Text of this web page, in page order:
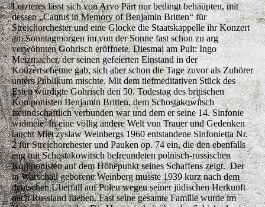
Letzteres lässt sich von Arvo Pärt nur bedingt behaupten, mit
dessen „Cantus in Memory of Benjamin Britten“ für
Streichorchester und eine Glocke die Staatskappelle ihr Konzert
am Sonntagmorgen im von der Sonne fast schon zu arg
verwöhnten Gohrisch eröffnete. Diesmal am Pult: Ingo
Metzmacher, der seinen gefeierten Einstand in der
Konzertscheune gab, sich aber schon die Tage zuvor als Zuhörer
unters Publikum mischte. Mit dem tiefmeditativen Stück des
Esten würdigte Gohrisch den 50. Todestag des britischen
Komponisten Benjamin Britten, dem Schostakowitsch
freundschaftlich verbunden war und dem er seine 14. Sinfonie
widmete. In eine völlig andere Welt von Trauer und Gedenken
taucht Mieczysław Weinbergs 1960 entstandene Sinfonietta Nr.
2 für Streichorchester und Pauken op. 74 ein, die den ebenfalls
eng mit Schostakowitsch befreundeten polnisch-russischen
Komponisten auf dem Höhepunkt seines Schaffens zeigt. Der
in Warschau geborene Weinberg musste 1939 kurz nach dem
deutschen Überfall auf Polen wegen seiner jüdischen Herkunft
nach Russland fliehen. Fast seine gesamte Familie wurde im